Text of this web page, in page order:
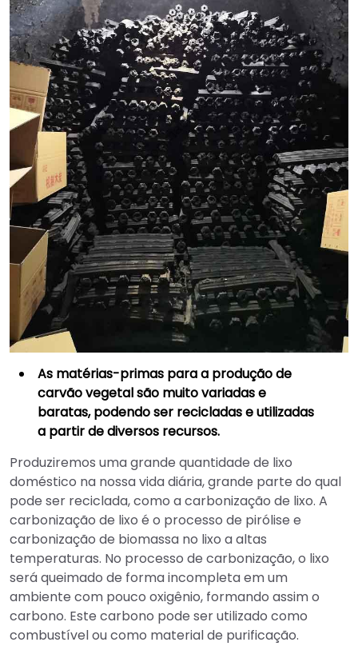
As matérias-primas para a produção de
carvão vegetal são muito variadas e
baratas, podendo ser recicladas e utilizadas
a partir de diversos recursos.
Produziremos uma grande quantidade de lixo
doméstico na nossa vida diária, grande parte do qual
pode ser reciclada, como a carbonização de lixo. A
carbonização de lixo é o processo de pirólise e
carbonização de biomassa no lixo a altas
temperaturas. No processo de carbonização, o lixo
será queimado de forma incompleta em um
ambiente com pouco oxigênio, formando assim o
carbono. Este carbono pode ser utilizado como
combustível ou como material de purificação.